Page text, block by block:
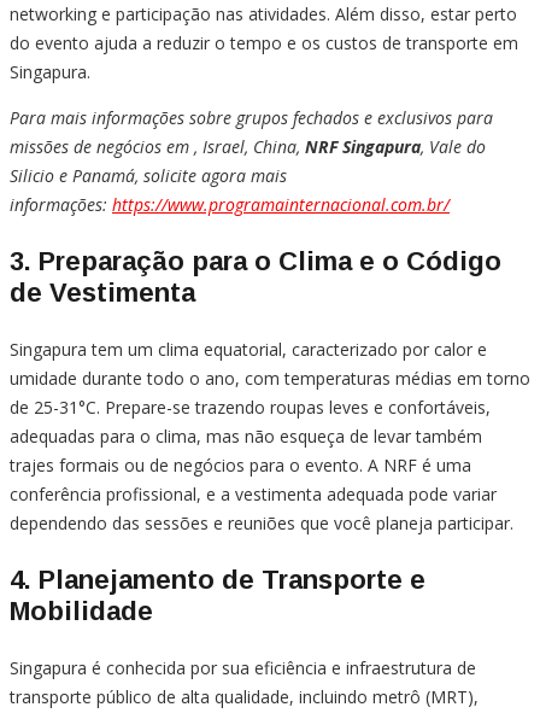
networking e participação nas atividades. Além disso, estar perto
do evento ajuda a reduzir o tempo e os custos de transporte em
Singapura.
Para mais informações sobre grupos fechados e exclusivos para
missões de negócios em , Israel, China, NRF Singapura, Vale do
Silicio e Panamá, solicite agora mais
informações: https://www.programainternacional.com.br/
3. Preparação para o Clima e o Código
de Vestimenta
Singapura tem um clima equatorial, caracterizado por calor e
umidade durante todo o ano, com temperaturas médias em torno
de 25-31°C. Prepare-se trazendo roupas leves e confortáveis,
adequadas para o clima, mas não esqueça de levar também
trajes formais ou de negócios para o evento. A NRF é uma
conferência profissional, e a vestimenta adequada pode variar
dependendo das sessões e reuniões que você planeja participar.
4. Planejamento de Transporte e
Mobilidade
Singapura é conhecida por sua eficiência e infraestrutura de
transporte público de alta qualidade, incluindo metrô (MRT),